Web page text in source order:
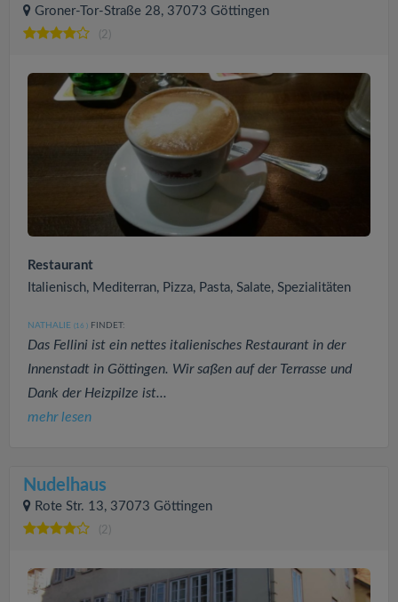
Groner-Tor-Straße 28, 37073 Göttingen
(2)
Restaurant
Italienisch, Mediterran, Pizza, Pasta, Salate, Spezialitäten
NATHALIE (16 ) FINDET:
Das Fellini ist ein nettes italienisches Restaurant in der
Innenstadt in Göttingen. Wir saßen auf der Terrasse und
Dank der Heizpilze ist...
mehr lesen
Nudelhaus
Rote Str. 13, 37073 Göttingen
(2)